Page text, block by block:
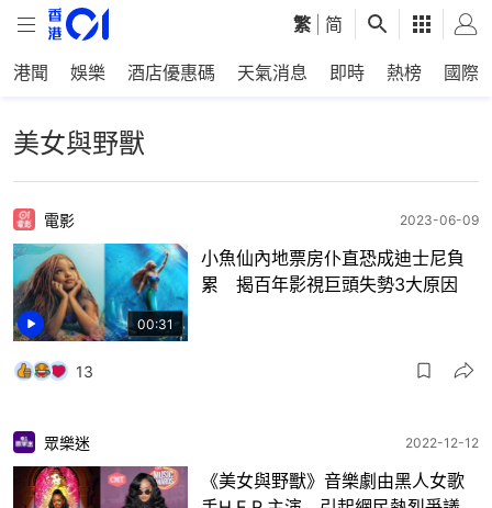
繁 简
港聞 娛樂 酒店優惠碼 天氣消息 即時 熱榜 國際
美女與野獸
00:31
電影 2023-06-09
小魚仙內地票房仆直恐成迪士尼負
累 揭百年影視巨頭失勢3大原因
13
眾樂迷 2022-12-12
《美女與野獸》音樂劇由黑人女歌